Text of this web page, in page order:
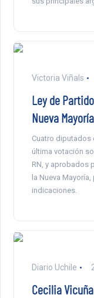
Victoria Viñals
Ley de
Nueva
Cuatro diputados
última votación
RN, y aprobados
la Nueva
indicaciones.
Diario Uchile
Cecilia